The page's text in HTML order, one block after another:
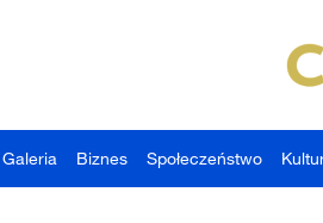
Galeria Biznes Społeczeństwo